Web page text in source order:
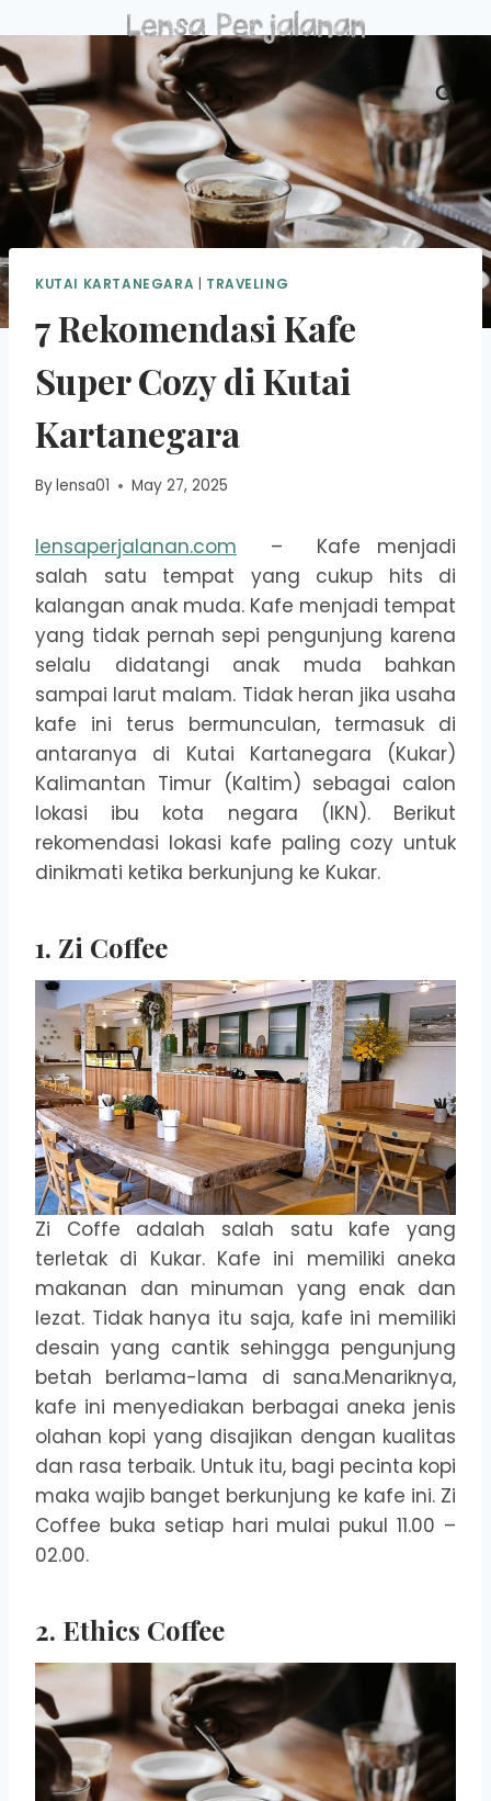
to
content
KUTAI KARTANEGARA | TRAVELING
7 Rekomendasi Kafe
Super Cozy di Kutai
Kartanegara
Bylensa01 May 27, 2025
lensaperjalanan.com – Kafe menjadi
salah satu tempat yang cukup hits di
kalangan anak muda. Kafe menjadi tempat
yang tidak pernah sepi pengunjung karena
selalu didatangi anak muda bahkan
sampai larut malam. Tidak heran jika usaha
kafe ini terus bermunculan, termasuk di
antaranya di Kutai Kartanegara (Kukar)
Kalimantan Timur (Kaltim) sebagai calon
lokasi ibu kota negara (IKN). Berikut
rekomendasi lokasi kafe paling cozy untuk
dinikmati ketika berkunjung ke Kukar.
1. Zi Coffee
Zi Coffe adalah salah satu kafe yang
terletak di Kukar. Kafe ini memiliki aneka
makanan dan minuman yang enak dan
lezat. Tidak hanya itu saja, kafe ini memiliki
desain yang cantik sehingga pengunjung
betah berlama-lama di sana.Menariknya,
kafe ini menyediakan berbagai aneka jenis
olahan kopi yang disajikan dengan kualitas
dan rasa terbaik. Untuk itu, bagi pecinta kopi
maka wajib banget berkunjung ke kafe ini. Zi
Coffee buka setiap hari mulai pukul 11.00 –
02.00.
2. Ethics Coffee